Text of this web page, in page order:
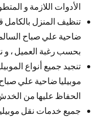
الأدوات اللازمة و
تنظيف المنزل بالكامل
ضاحية علي صباح السالم
بحسب رغبة العميل ، و
تنجيد جميع أنواع
موبيليا ضاحية علي
الحفاظ عليها من
جميع خدمات نقل